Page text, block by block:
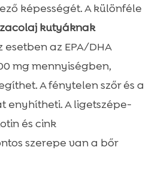
képességét. A különféle
kutyáknak
az EPA/DHA
mg mennyiségben,
A fénytelen szőr és a
enyhítheti. A ligetszépe-
és cink
szerepe van a bőr